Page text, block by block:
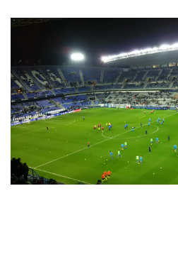
脳
言葉
プレッシングとリトリート(後
ネガティブトランジション
Zona de ataque
Balón
Contra la salida de balón
entrenamiento
GK､DFか
Individual
Salida de balón
Transición negativa